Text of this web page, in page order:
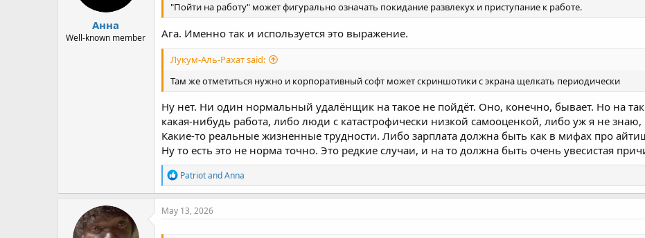
Анна
Well-known member
"Пойти на работу" может фигурально означать покидание развлекух и приступание к работе.
Ага. Именно так и используется это выражение.
Лукум-Аль-Рахат said:
Там же отметиться нужно и корпоративный софт может скриншотики с экрана щелкать периодически
Ну нет. Ни один нормальный удалёнщик на такое не пойдёт. Оно, конечно, бывает. Но на
какая-нибудь работа, либо люди с катастрофически низкой самооценкой, либо уж я не знаю,
Какие-то реальные жизненные трудности. Либо зарплата должна быть как в мифах про
Ну то есть это не норма точно. Это редкие случаи, и на то должна быть очень увесистая
R
e
a
c
PatriotandAnna
May 13, 2026